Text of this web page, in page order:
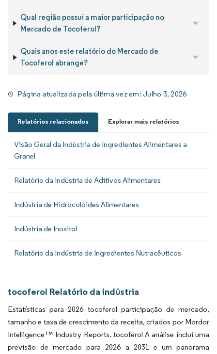
Qual região possui a maior participação no
Mercado de Tocoferol?
Quais anos este relatório do Mercado de
Tocoferol abrange?
Página atualizada pela última vez em:Julho 3, 2026
Relatórios relacionados Explorar mais relatórios
Visão Geral da Indústria de Ingredientes Alimentares a
Granel
Relatório da Indústria de Aditivos Alimentares
Indústria de Hidrocolóides Alimentares
Indústria de Inositol
Relatório da Indústria de Ingredientes Nutracêuticos
tocoferol Relatório da indústria
Estatísticas para 2026 tocoferol participação de mercado,
tamanho e taxa de crescimento da receita, criados por Mordor
Intelligence™ Industry Reports. tocoferol A análise inclui uma
previsão de mercado para 2026 a 2031 e um panorama